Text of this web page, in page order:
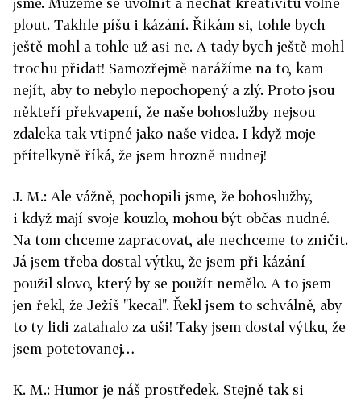
plout. Takhle píšu i kázání. Říkám si, tohle bych
ještě mohl a tohle už asi ne. A tady bych ještě mohl
trochu přidat! Samozřejmě narážíme na to, kam
nejít, aby to nebylo nepochopený a zlý. Proto jsou
někteří překvapení, že naše bohoslužby nejsou
zdaleka tak vtipné jako naše videa. I když moje
přítelkyně říká, že jsem hrozně nudnej!
J. M.: Ale vážně, pochopili jsme, že bohoslužby,
i když mají svoje kouzlo, mohou být občas nudné.
Na tom chceme zapracovat, ale nechceme to zničit.
Já jsem třeba dostal výtku, že jsem při kázání
použil slovo, který by se použít nemělo. A to jsem
jen řekl, že Ježíš "kecal". Řekl jsem to schválně, aby
to ty lidi zatahalo za uši! Taky jsem dostal výtku, že
jsem potetovanej…
K. M.: Humor je náš prostředek. Stejně tak si